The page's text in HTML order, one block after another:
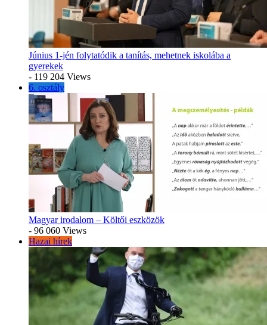
Június 1-jén folytatódik a tanítás, mehetnek iskolába a
gyerekek
- 119 204 Views
6. osztály
Magyar irodalom – Költői eszközök
- 96 060 Views
Hazai hírek